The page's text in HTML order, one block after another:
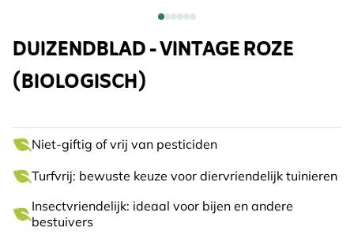
DUIZENDBLAD - VINTAGE ROZE
(BIOLOGISCH)
Niet-giftig of vrij van pesticiden
Turfvrij: bewuste keuze voor diervriendelijk tuinieren
Insectvriendelijk: ideaal voor bijen en andere
bestuivers